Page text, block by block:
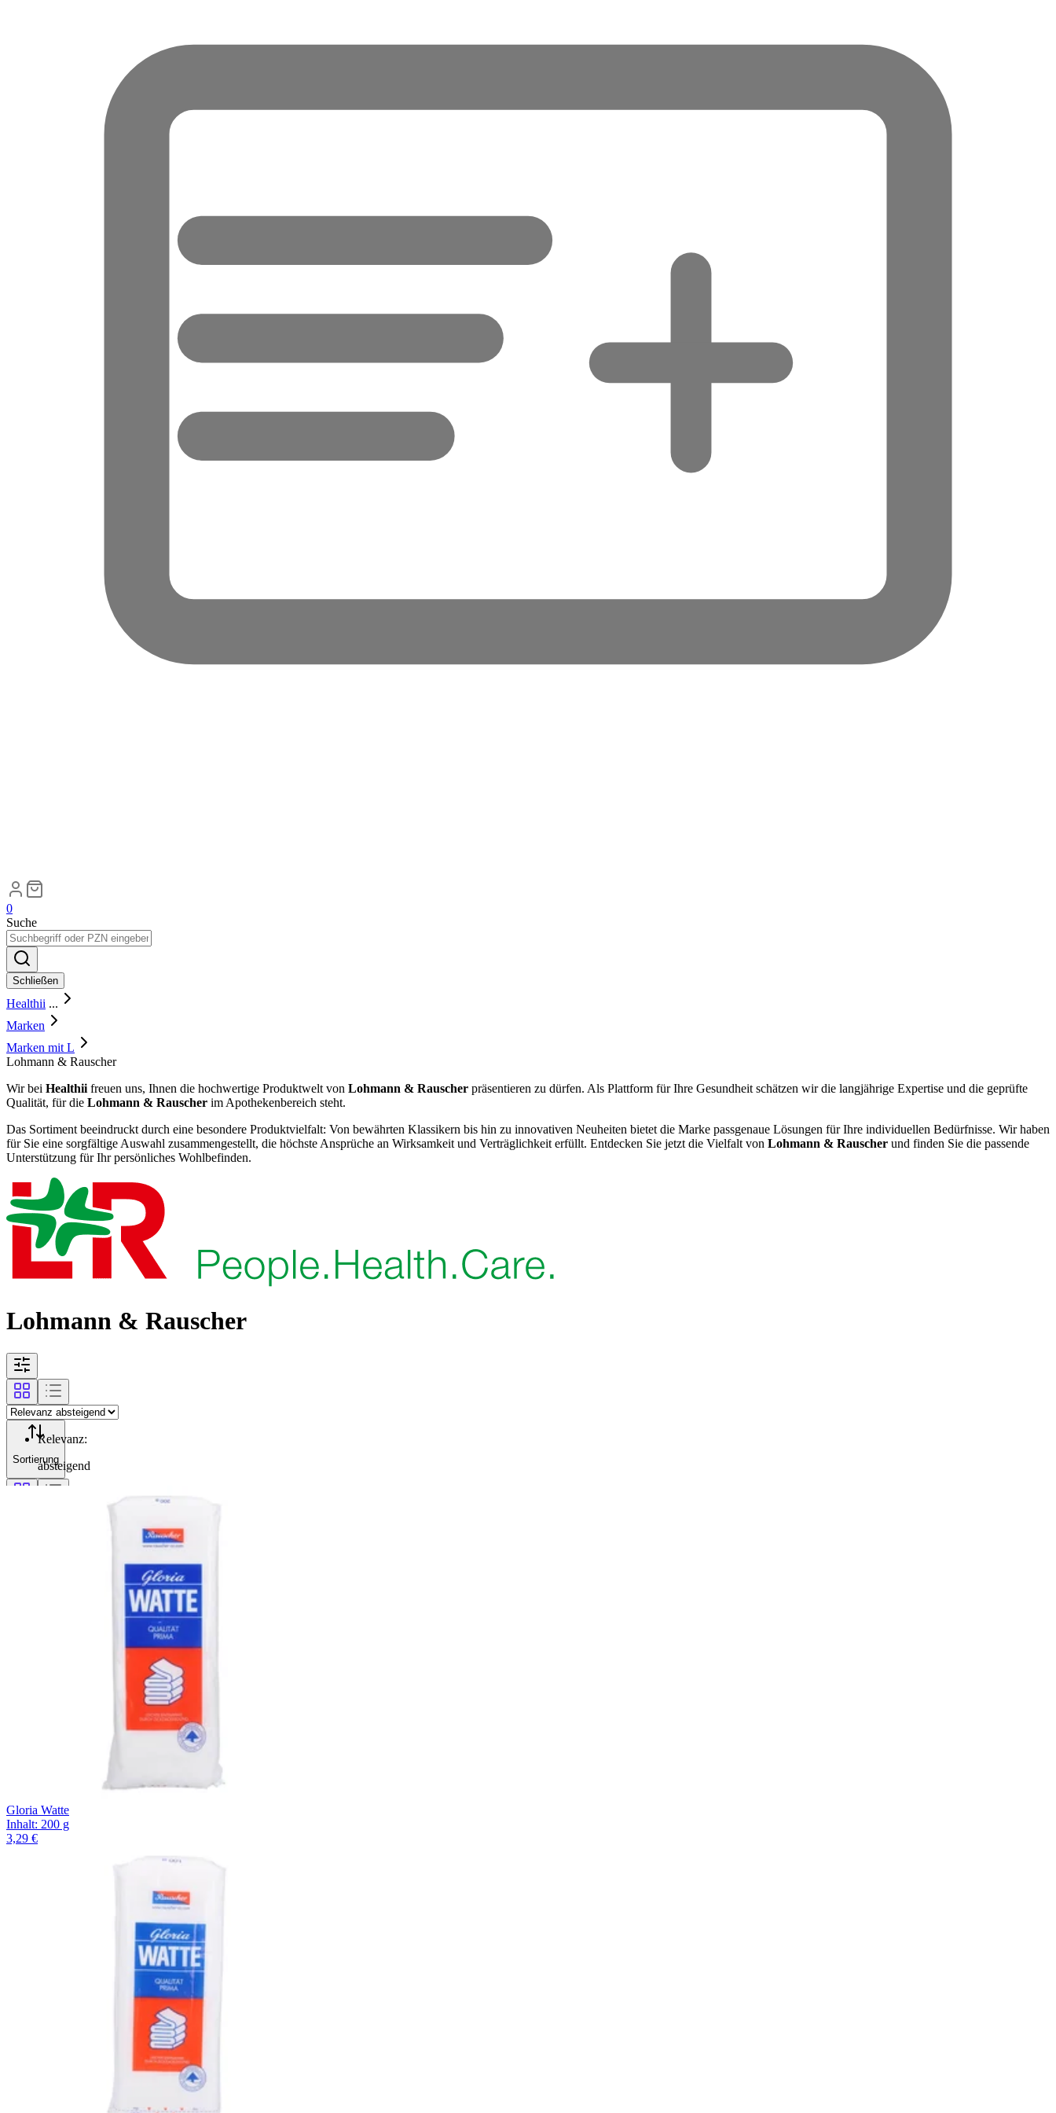
0
Suche
Schließen
Healthii ...
Marken
Marken mit L
Lohmann & Rauscher
Wir bei Healthii freuen uns, Ihnen die hochwertige Produktwelt von Lohmann & Rauscher präsentieren zu dürfen. Als Plattform für Ihre Gesundheit schätzen wir die langjährige Expertise und die geprüfte
Qualität, für die Lohmann & Rauscher im Apothekenbereich steht.
Das Sortiment beeindruckt durch eine besondere Produktvielfalt: Von bewährten Klassikern bis hin zu innovativen Neuheiten bietet die Marke passgenaue Lösungen für Ihre individuellen Bedürfnisse. Wir haben
für Sie eine sorgfältige Auswahl zusammengestellt, die höchste Ansprüche an Wirksamkeit und Verträglichkeit erfüllt. Entdecken Sie jetzt die Vielfalt von Lohmann & Rauscher und finden Sie die passende
Unterstützung für Ihr persönliches Wohlbefinden.
Lohmann & Rauscher
Sortierung
Relevanz:
absteigend
Gloria Watte
Inhalt: 200 g
3,29 €